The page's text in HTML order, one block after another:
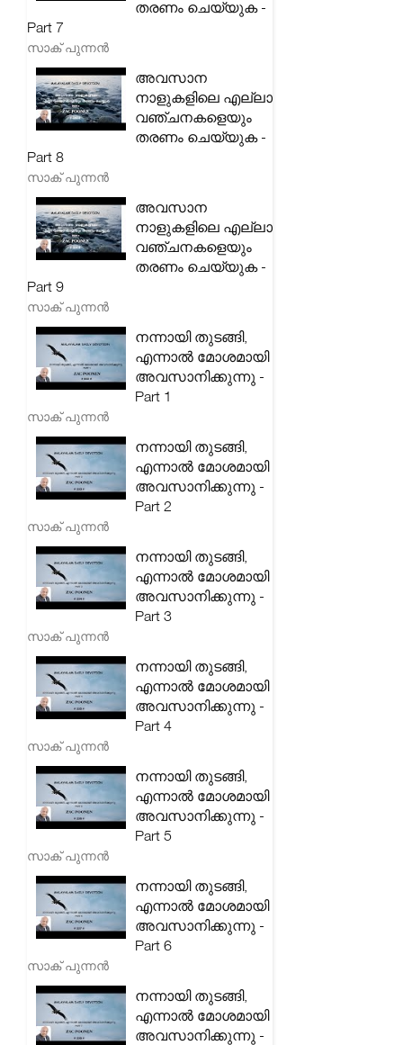
തരണം ചെയ്യുക -
Part 7
സാക് പുന്നൻ
അവസാന
നാളുകളിലെ എല്ലാ
വഞ്ചനകളെയും
തരണം ചെയ്യുക -
Part 8
സാക് പുന്നൻ
അവസാന
നാളുകളിലെ എല്ലാ
വഞ്ചനകളെയും
തരണം ചെയ്യുക -
Part 9
സാക് പുന്നൻ
നന്നായി തുടങ്ങി,
എന്നാൽ മോശമായി
അവസാനിക്കുന്നു -
Part 1
സാക് പുന്നൻ
നന്നായി തുടങ്ങി,
എന്നാൽ മോശമായി
അവസാനിക്കുന്നു -
Part 2
സാക് പുന്നൻ
നന്നായി തുടങ്ങി,
എന്നാൽ മോശമായി
അവസാനിക്കുന്നു -
Part 3
സാക് പുന്നൻ
നന്നായി തുടങ്ങി,
എന്നാൽ മോശമായി
അവസാനിക്കുന്നു -
Part 4
സാക് പുന്നൻ
നന്നായി തുടങ്ങി,
എന്നാൽ മോശമായി
അവസാനിക്കുന്നു -
Part 5
സാക് പുന്നൻ
നന്നായി തുടങ്ങി,
എന്നാൽ മോശമായി
അവസാനിക്കുന്നു -
Part 6
സാക് പുന്നൻ
നന്നായി തുടങ്ങി,
എന്നാൽ മോശമായി
അവസാനിക്കുന്നു -